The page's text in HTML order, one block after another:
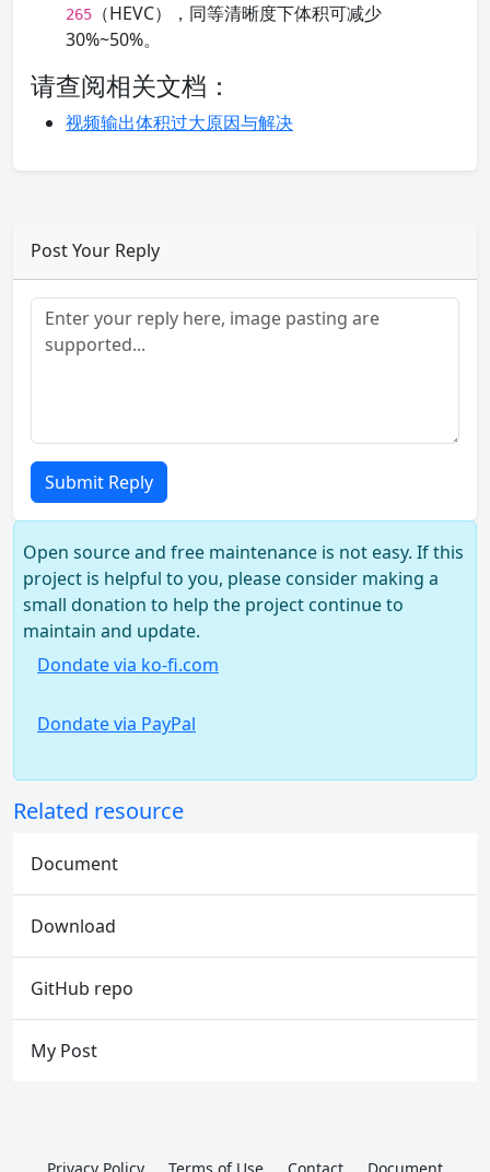
265
（HEVC），同等清晰度下体积可减少
30%~50%。
请查阅相关文档：
视频输出体积过大原因与解决
Post Your Reply
Submit Reply
Open source and free maintenance is not easy. If this
project is helpful to you, please consider making a
small donation to help the project continue to
maintain and update.
Dondate via ko-fi.com
Dondate via PayPal
Related resource
Document
Download
GitHub repo
My Post